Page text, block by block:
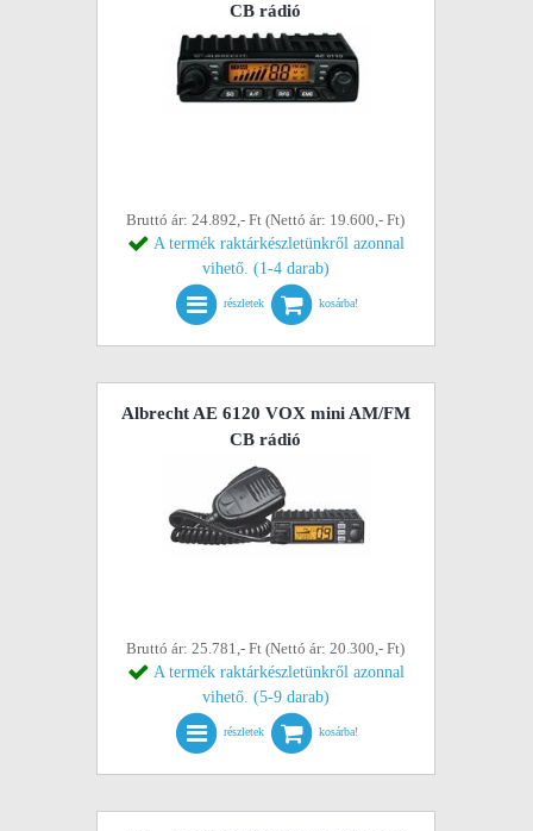
CB rádió
Bruttó ár: 24.892,- Ft (Nettó ár: 19.600,- Ft)
A termék raktárkészletünkről azonnal
vihető. (1-4 darab)
részletek kosárba!
Albrecht AE 6120 VOX mini AM/FM
CB rádió
Bruttó ár: 25.781,- Ft (Nettó ár: 20.300,- Ft)
A termék raktárkészletünkről azonnal
vihető. (5-9 darab)
részletek kosárba!